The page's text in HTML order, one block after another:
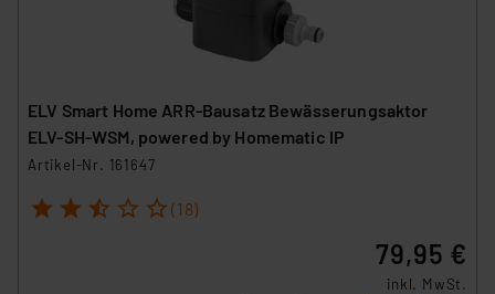
ELV Smart Home ARR-Bausatz Bewässerungsaktor
ELV-SH-WSM, powered by Homematic IP
Artikel-Nr. 161647
1 2 3 4 5 (18)
79,95 €
inkl. MwSt.